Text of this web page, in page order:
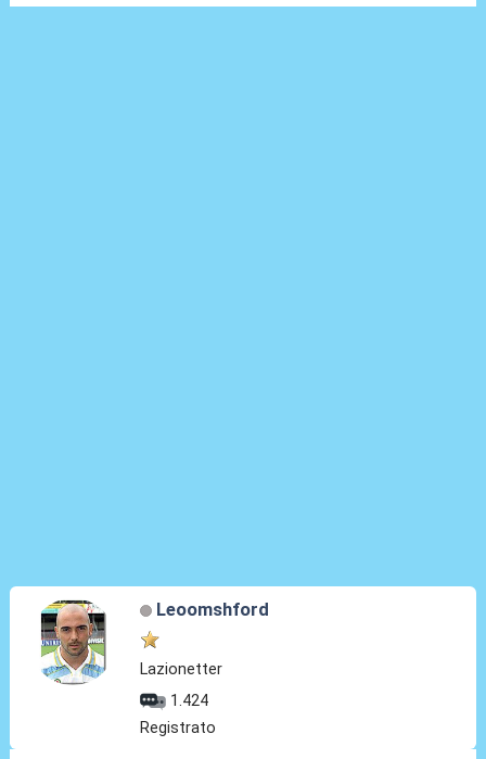
Leoomshford
Lazionetter
1.424
Registrato